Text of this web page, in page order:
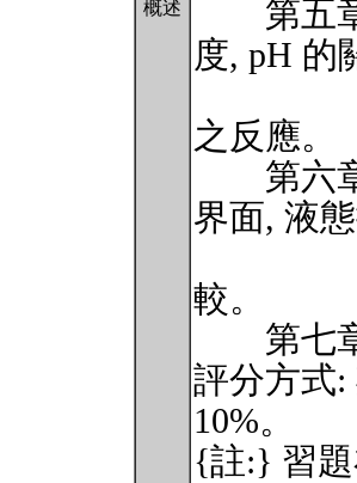
概述
第五章:
度, pH 的
硫化
之反應。
第六章:
界面, 液
解離,
較。
第七章:
評分方式:
10%。
{註:} 習